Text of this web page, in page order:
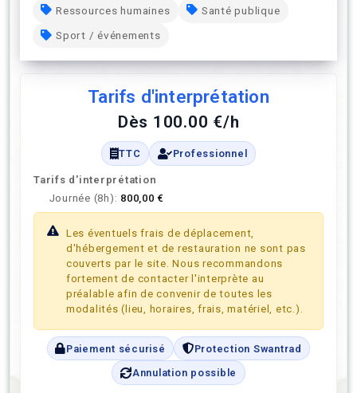
Ressources humaines
Santé publique
Sport / événements
Tarifs d'interprétation
Dès 100.00 €/h
TTC Professionnel
Tarifs d'interprétation
Journée (8h): 800,00 €
Les éventuels frais de déplacement,
d'hébergement et de restauration ne sont pas
couverts par le site. Nous recommandons
fortement de contacter l'interprète au
préalable afin de convenir de toutes les
modalités (lieu, horaires, frais, matériel, etc.).
Paiement sécurisé Protection Swantrad
Annulation possible